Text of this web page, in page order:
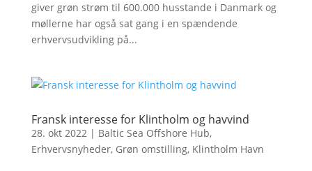
giver grøn strøm til 600.000 husstande i Danmark og
møllerne har også sat gang i en spændende
erhvervsudvikling på...
Fransk interesse for Klintholm og havvind
28. okt 2022| Baltic Sea Offshore Hub,
Erhvervsnyheder, Grøn omstilling, Klintholm Havn